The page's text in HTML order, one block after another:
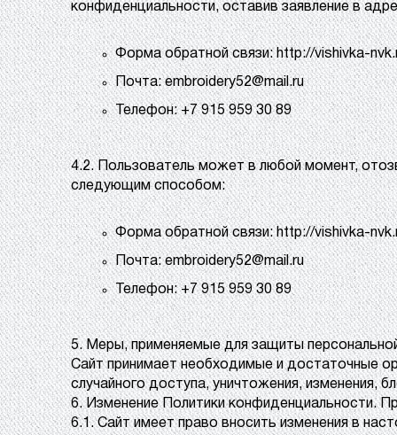
конфиденциальности, оставив заявление в
Форма обратной связи: http://vishivka-
Почта: embroidery52@mail.ru
Телефон: +7 915 959 30 89
4.2. Пользователь может в любой момент,
следующим способом:
Форма обратной связи: http://vishivka-
Почта: embroidery52@mail.ru
Телефон: +7 915 959 30 89
5. Меры, применяемые для защиты
Сайт принимает необходимые и достаточные
случайного доступа, уничтожения, изменения,
6. Изменение Политики конфиденциальности.
6.1. Сайт имеет право вносить изменения в